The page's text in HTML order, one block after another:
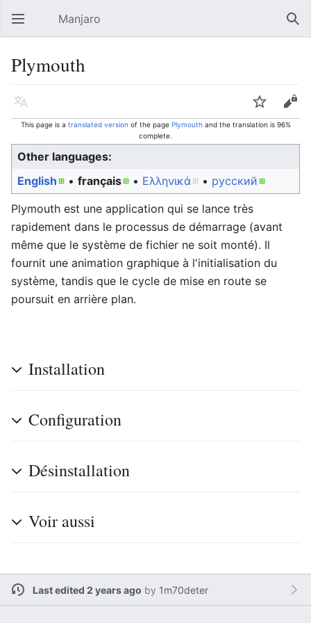
Open main menu Manjaro
Plymouth
Language Watch Edit
This page is a translated version of the page Plymouthand the translation is 96%
complete.
Other languages:
English
• ‎ français • ‎ Ελληνικά • ‎ русский
Plymouth est une application qui se lance très
rapidement dans le processus de démarrage (avant
même que le système de fichier ne soit monté). Il
fournit une animation graphique à l'initialisation du
système, tandis que le cycle de mise en route se
poursuit en arrière plan.
Installation
Configuration
Désinstallation
Voir aussi
Last edited 2 years ago by 1m70deter